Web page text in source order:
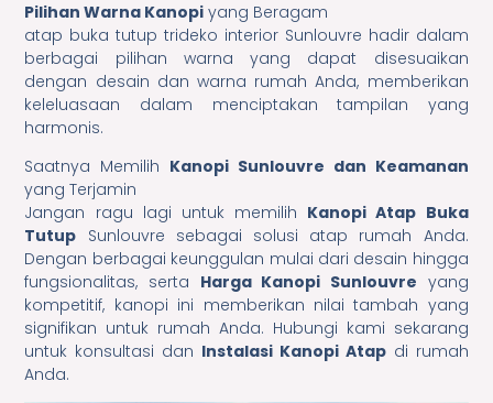
Pilihan Warna Kanopi yang Beragam
atap buka tutup trideko interior Sunlouvre hadir dalam
berbagai pilihan warna yang dapat disesuaikan
dengan desain dan warna rumah Anda, memberikan
keleluasaan dalam menciptakan tampilan yang
harmonis.
Saatnya Memilih Kanopi Sunlouvre dan Keamanan
yang Terjamin
Jangan ragu lagi untuk memilih Kanopi Atap Buka
Tutup Sunlouvre sebagai solusi atap rumah Anda.
Dengan berbagai keunggulan mulai dari desain hingga
fungsionalitas, serta Harga Kanopi Sunlouvre yang
kompetitif, kanopi ini memberikan nilai tambah yang
signifikan untuk rumah Anda. Hubungi kami sekarang
untuk konsultasi dan Instalasi Kanopi Atapdi rumah
Anda.